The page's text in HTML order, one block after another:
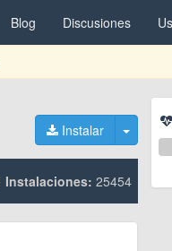
Blog Discusiones
Instalar
Instalaciones: 25454